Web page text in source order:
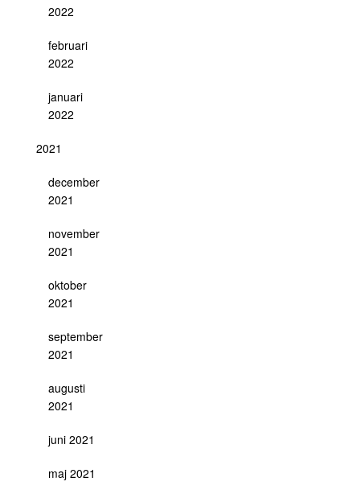
2022
februari
2022
januari
2022
2021
december
2021
november
2021
oktober
2021
september
2021
augusti
2021
juni 2021
maj 2021